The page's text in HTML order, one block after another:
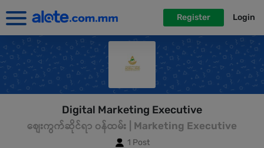
Register Login
Digital Marketing Executive
စျေးကွက်ဆိုင်ရာ ၀န်ထမ်း | Marketing Executive
1 Post